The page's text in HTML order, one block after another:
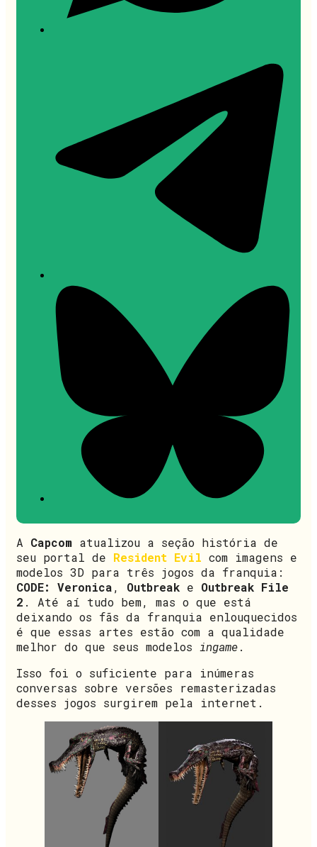
A Capcom atualizou a seção história de
seu portal de Resident Evil com imagens e
modelos 3D para três jogos da franquia:
CODE: Veronica, Outbreak e Outbreak File
2 . Até aí tudo bem, mas o que está
deixando os fãs da franquia enlouquecidos
é que essas artes estão com a qualidade
melhor do que seus modelos ingame.
Isso foi o suficiente para inúmeras
conversas sobre versões remasterizadas
desses jogos surgirem pela internet.